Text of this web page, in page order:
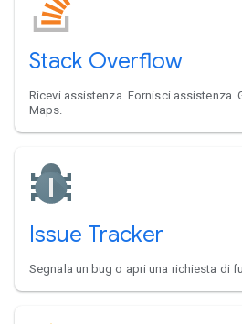
Stack Overflow
Ricevi assistenza. Fornisci assistenza.
Maps.
Issue Tracker
Segnala un bug o apri una richiesta di